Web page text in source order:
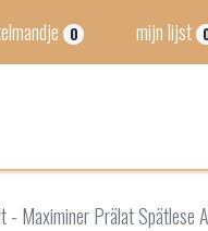
0 mijn lijst
- Maximiner Prälat Spätlese